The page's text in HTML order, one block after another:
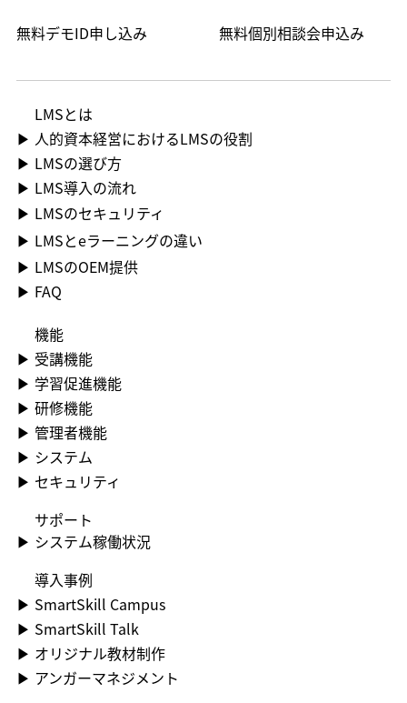
無料個別相談会申込み
無料デモID申し込み
LMS​とは
▶ 人的資本経営におけるLMSの役割
▶ LMSの選び方
▶ LMS導入の流れ
▶ LMSのセキュリティ
▶ LMSとeラーニングの違い
▶ LMSのOEM提供
▶ FAQ
機能
▶​ 受講機能
▶​ 学習促進機能
▶​ 研修機能
▶​ 管理者機能
▶​ システム
▶​ セキュリティ
​サポート
▶​ システム稼働状況
​導入事例
▶​ SmartSkill Campus
▶​ SmartSkill Talk
▶​ オリジナル教材制作
▶​ アンガーマネジメント